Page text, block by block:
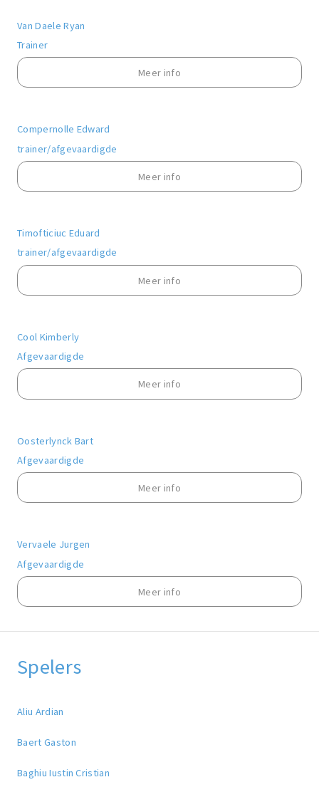
Van Daele Ryan
Trainer
Meer info
Compernolle Edward
trainer/afgevaardigde
Meer info
Timofticiuc Eduard
trainer/afgevaardigde
Meer info
Cool Kimberly
Afgevaardigde
Meer info
Oosterlynck Bart
Afgevaardigde
Meer info
Vervaele Jurgen
Afgevaardigde
Meer info
Spelers
Aliu Ardian
Baert Gaston
Baghiu Iustin Cristian